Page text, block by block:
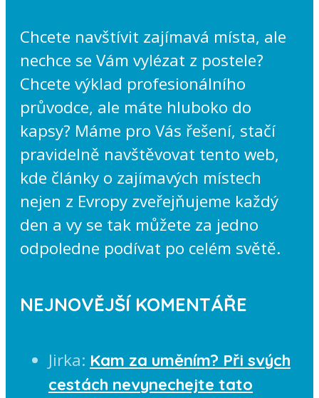
Chcete navštívit zajímavá místa, ale
nechce se Vám vylézat z postele?
Chcete výklad profesionálního
průvodce, ale máte hluboko do
kapsy? Máme pro Vás řešení, stačí
pravidelně navštěvovat tento web,
kde články o zajímavých místech
nejen z Evropy zveřejňujeme každý
den a vy se tak můžete za jedno
odpoledne podívat po celém světě.
NEJNOVĚJŠÍ KOMENTÁŘE
Jirka: Kam za uměním? Při svých
cestách nevynechejte tato